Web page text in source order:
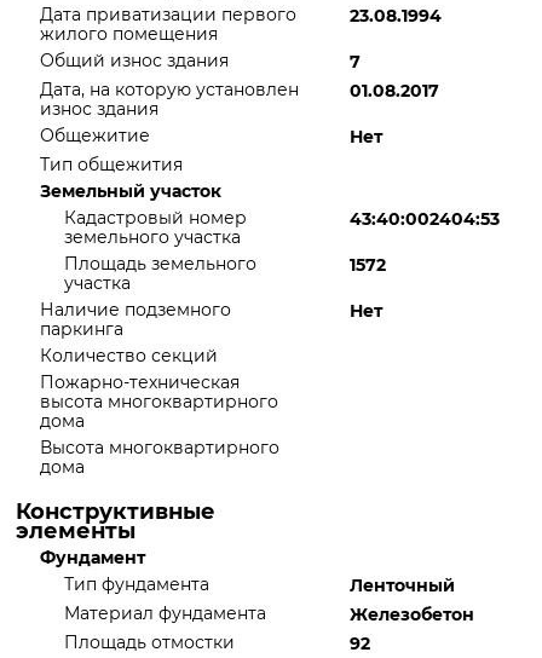
Дата приватизации первого
жилого помещения
23.08.1994
Общий износ здания
7
Дата, на которую установлен
износ здания
01.08.2017
Общежитие
Нет
Тип общежития
Земельный участок
Кадастровый номер
земельного участка
43:40:002404:53
Площадь земельного
участка
1572
Наличие подземного
паркинга
Нет
Количество секций
Пожарно-техническая
высота многоквартирного
дома
Высота многоквартирного
дома
Конструктивные
элементы
Фундамент
Тип фундамента
Ленточный
Материал фундамента
Железобетон
Площадь отмостки
92